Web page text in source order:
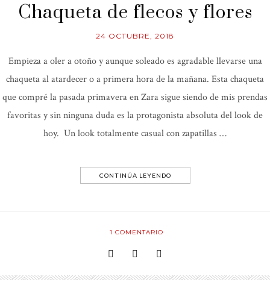
Chaqueta de flecos y flores
24 OCTUBRE, 2018
Empieza a oler a otoño y aunque soleado es agradable llevarse una
chaqueta al atardecer o a primera hora de la mañana. Esta chaqueta
que compré la pasada primavera en Zara sigue siendo de mis prendas
favoritas y sin ninguna duda es la protagonista absoluta del look de
hoy. Un look totalmente casual con zapatillas …
CONTINÚA LEYENDO
1 COMENTARIO